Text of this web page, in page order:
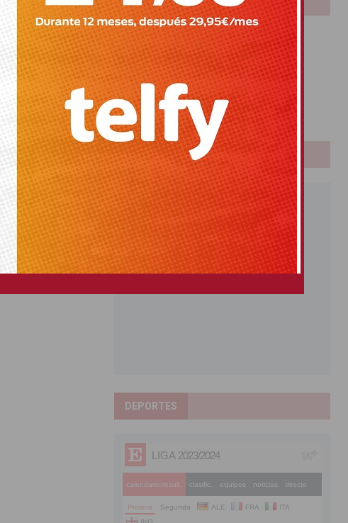
Bonoloto
Primitiva
El Gordo
Euromillones
Loteria
Once
PUBLICIDAD
DEPORTES